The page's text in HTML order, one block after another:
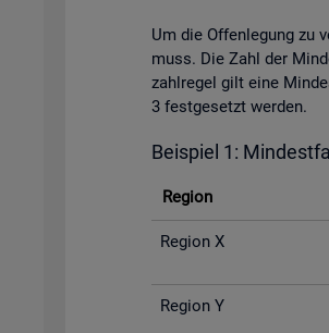
Um die Of­fen­le­gung zu
muss. Die Zahl der
zahl­re­gel gilt eine
3 fest­ge­setzt wer­den.
Bei­spiel 1:
Re­gi­on
Re­gi­on X
Re­gi­on Y